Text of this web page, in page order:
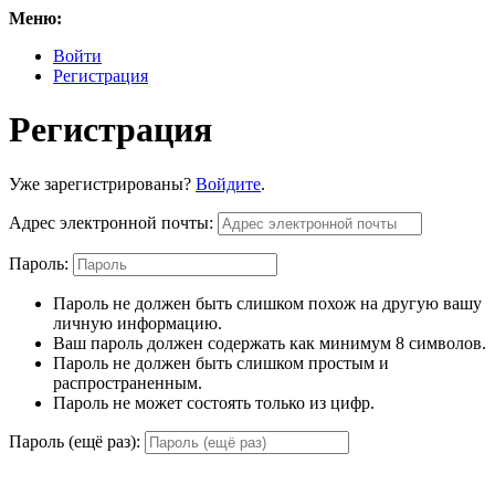
Меню:
Войти
Регистрация
Регистрация
Уже зарегистрированы? Войдите.
Адрес электронной почты:
Пароль:
Пароль не должен быть слишком похож на другую вашу
личную информацию.
Ваш пароль должен содержать как минимум 8 символов.
Пароль не должен быть слишком простым и
распространенным.
Пароль не может состоять только из цифр.
Пароль (ещё раз):